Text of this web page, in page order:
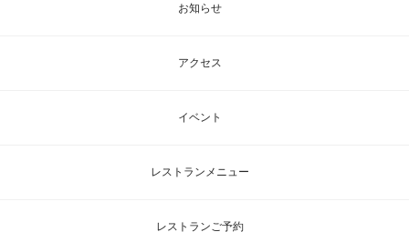
お知らせ
アクセス
イベント
レストランメニュー
レストランご予約